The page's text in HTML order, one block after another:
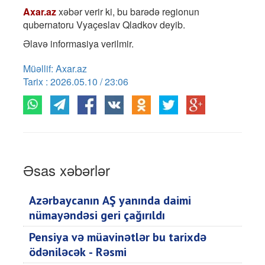
Axar.azxəbər verir ki, bu barədə regionun
qubernatoru Vyaçeslav Qladkov deyib.
Əlavə informasiya verilmir.
Müəllif: Axar.az
Tarix : 2026.05.10 / 23:06
Əsas xəbərlər
Azərbaycanın AŞ yanında daimi
nümayəndəsi geri çağırıldı
Pensiya və müavinətlər bu tarixdə
ödəniləcək - Rəsmi